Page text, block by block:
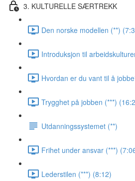
3. KULTURELLE SÆRTREKK
Den norske modellen (**)
Introduksjon til
Hvordan er du vant til å
Trygghet på jobben (***)
Utdanningssystemet (**)
Frihet under ansvar (***)
Lederstilen (***) (8:12)